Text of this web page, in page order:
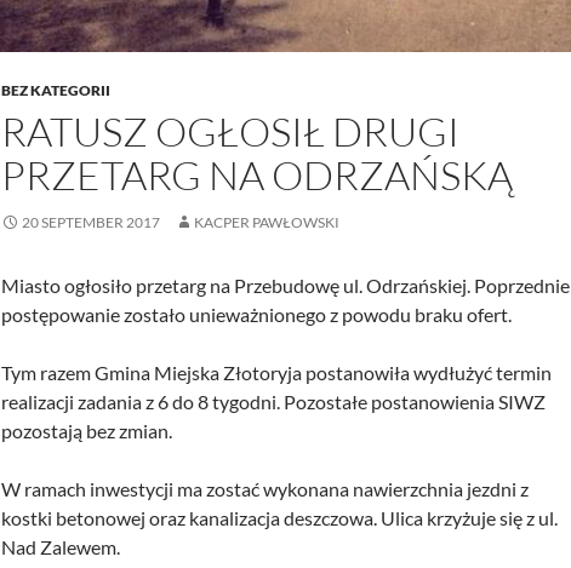
BEZ KATEGORII
RATUSZ OGŁOSIŁ DRUGI
PRZETARG NA ODRZAŃSKĄ
20 SEPTEMBER 2017 KACPER PAWŁOWSKI
Miasto ogłosiło przetarg na Przebudowę ul. Odrzańskiej. Poprzednie
postępowanie zostało unieważnionego z powodu braku ofert.
Tym razem Gmina Miejska Złotoryja postanowiła wydłużyć termin
realizacji zadania z 6 do 8 tygodni. Pozostałe postanowienia SIWZ
pozostają bez zmian.
W ramach inwestycji ma zostać wykonana nawierzchnia jezdni z
kostki betonowej oraz kanalizacja deszczowa. Ulica krzyżuje się z ul.
Nad Zalewem.